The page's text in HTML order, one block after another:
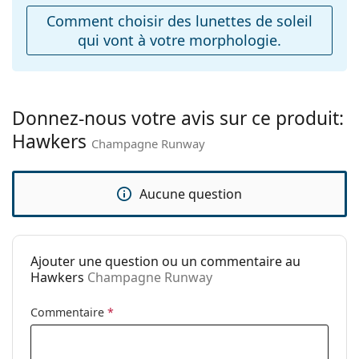
ajustables:
ressort:
Non
Étui:
Non
Tissu de
Non
Catégorie:
Lunettes de soleil
Marque:
Hawkers
Mode
Code:
Comment choisir des lunettes de soleil
qui vont à votre morphologie.
Donnez-nous votre avis sur ce produit:
Hawkers Champagne Runway
Aucune question
Ajouter une question ou un commentaire au
Hawkers Champagne Runway
Commentaire *